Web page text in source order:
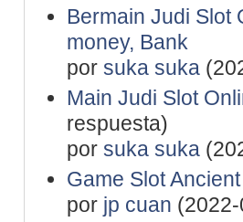
Bermain Judi Slot
money, Bank
por suka suka
Main Judi Slot
respuesta)
por suka suka
Game Slot
por jp cuan